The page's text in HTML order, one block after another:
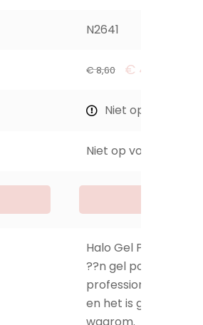
N2641
€8,60 € 4,30
Niet op voorraad
Niet op voorraad
Halo Gel Polish is
??n gel polish merk
professionele
en het is